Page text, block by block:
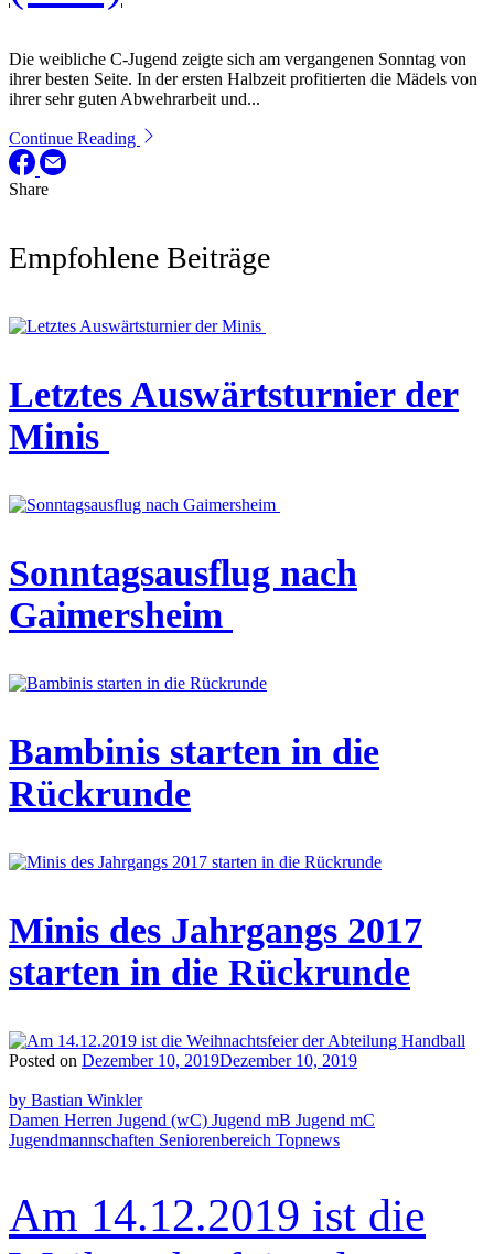
Die weibliche C-Jugend zeigte sich am vergangenen Sonntag von
ihrer besten Seite. In der ersten Halbzeit profitierten die Mädels von
ihrer sehr guten Abwehrarbeit und...
Continue Reading
Share
Empfohlene Beiträge
Letztes Auswärtsturnier der
Minis
Sonntagsausflug nach
Gaimersheim
Bambinis starten in die
Rückrunde
Minis des Jahrgangs 2017
starten in die Rückrunde
Posted on Dezember 10, 2019Dezember 10, 2019
by Bastian Winkler
Damen Herren Jugend (wC) Jugend mB Jugend mC
Jugendmannschaften Seniorenbereich Topnews
Am 14.12.2019 ist die